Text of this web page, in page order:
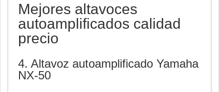
Mejores altavoces
autoamplificados calidad
precio
4. Altavoz autoamplificado Yamaha
NX-50